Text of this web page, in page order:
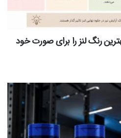
رنگ لنز را برای صورت خود